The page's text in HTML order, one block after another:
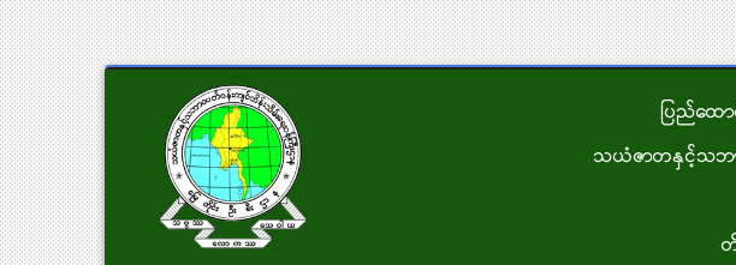
ပြည်ထေ
သယံဇာတနှင့်သဘာ